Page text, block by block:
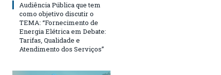
Audiência Pública que tem
como objetivo discutir o
TEMA: “Fornecimento de
Energia Elétrica em Debate:
Tarifas, Qualidade e
Atendimento dos Serviços”